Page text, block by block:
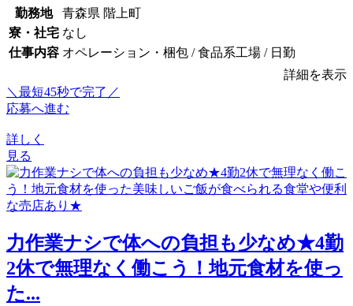
勤務地
青森県 階上町
寮・社宅 なし
仕事内容 オペレーション・梱包 / 食品系工場 / 日勤
詳細を表示
＼最短45秒で完了／
応募へ進む
詳しく
見る
力作業ナシで体への負担も少なめ★4勤
2休で無理なく働こう！地元食材を使っ
た...